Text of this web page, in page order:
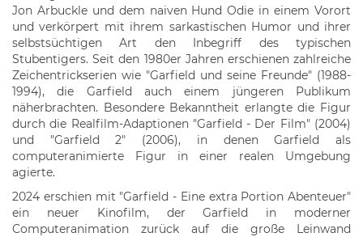
Jon Arbuckle und dem naiven Hund Odie in einem Vorort
und verkörpert mit ihrem sarkastischen Humor und ihrer
selbstsüchtigen Art den Inbegriff des typischen
Stubentigers. Seit den 1980er Jahren erschienen zahlreiche
Zeichentrickserien wie "Garfield und seine Freunde" (1988-
1994), die Garfield auch einem jüngeren Publikum
näherbrachten. Besondere Bekanntheit erlangte die Figur
durch die Realfilm-Adaptionen "Garfield - Der Film" (2004)
und "Garfield 2" (2006), in denen Garfield als
computeranimierte Figur in einer realen Umgebung
agierte.
2024 erschien mit "Garfield - Eine extra Portion Abenteuer"
ein neuer Kinofilm, der Garfield in moderner
Computeranimation zurück auf die große Leinwand